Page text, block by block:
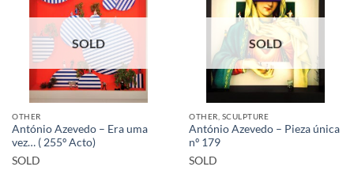
SOLD
OTHER
António Azevedo – Era uma
vez… ( 255º Acto)
SOLD
SOLD
OTHER, SCULPTURE
António Azevedo – Pieza única
nº 179
SOLD